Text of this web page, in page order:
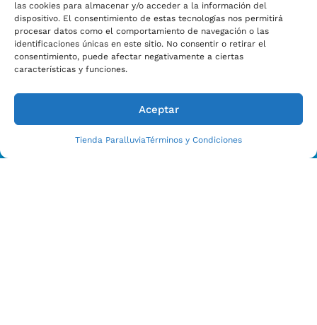
las cookies para almacenar y/o acceder a la información del
dispositivo. El consentimiento de estas tecnologías nos permitirá
procesar datos como el comportamiento de navegación o las
identificaciones únicas en este sitio. No consentir o retirar el
consentimiento, puede afectar negativamente a ciertas
características y funciones.
Aceptar
Tienda ParalluviaTérminos y Condiciones